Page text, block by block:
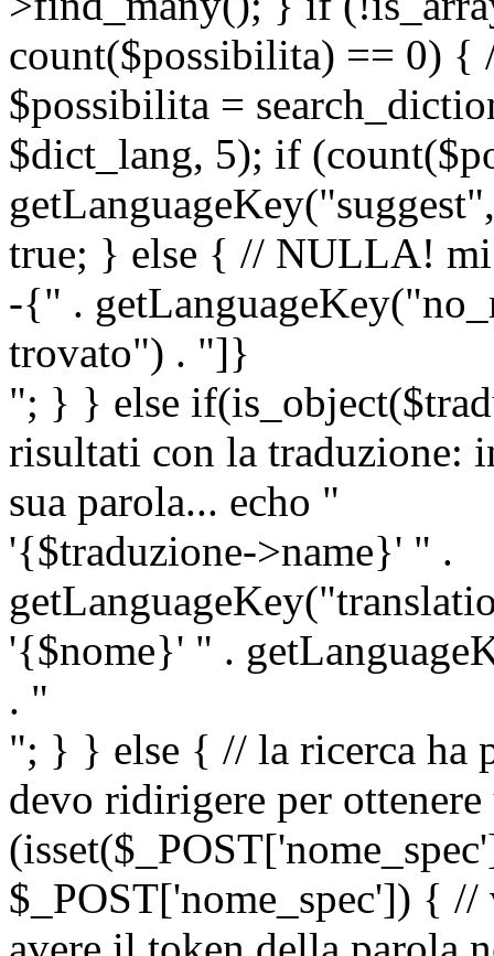
count($possibilita) == 0) {
$possibilita =
$dict_lang, 5); if
true; } else { // NULLA! mi
-{" .
trovato") . "]}
"; } } else
risultati con la traduzione:
sua parola... echo "
'{$traduzione->name}' " .
'{$nome}' " .
. "
"; } } else { // la ricerca ha
devo ridirigere per
$_POST['nome_spec']) {